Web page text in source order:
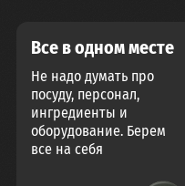
Все в одном месте
Не надо думать про
посуду, персонал,
ингредиенты и
оборудование. Берем
все на себя